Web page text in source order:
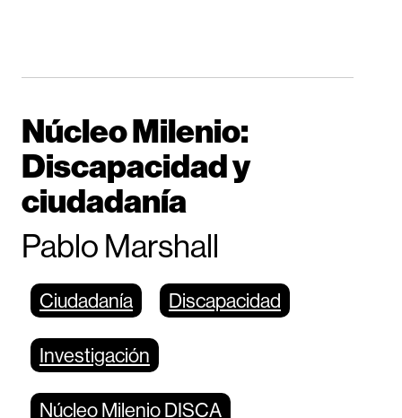
Núcleo Milenio:
Discapacidad y
ciudadanía
Pablo Marshall
Ciudadanía Discapacidad
Investigación
Núcleo Milenio DISCA